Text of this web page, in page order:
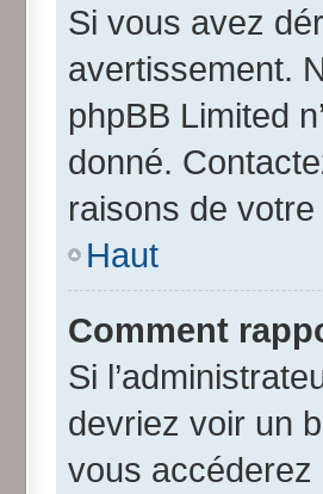
Si vous avez
avertissement.
phpBB Limited
donné.
raisons de
Haut
Comment
Si
devriez voir un
vous